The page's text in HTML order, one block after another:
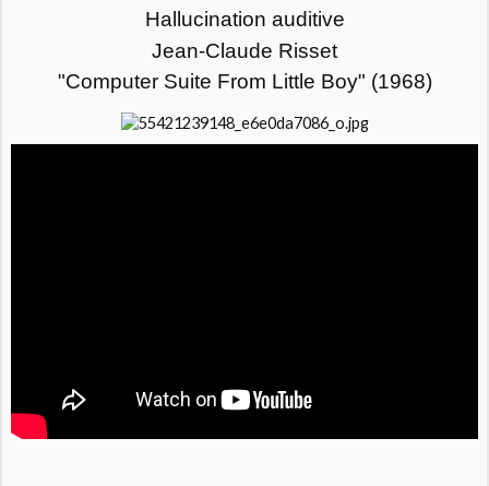
Hallucination auditive
Jean-Claude Risset
"Computer Suite From Little Boy" (1968)